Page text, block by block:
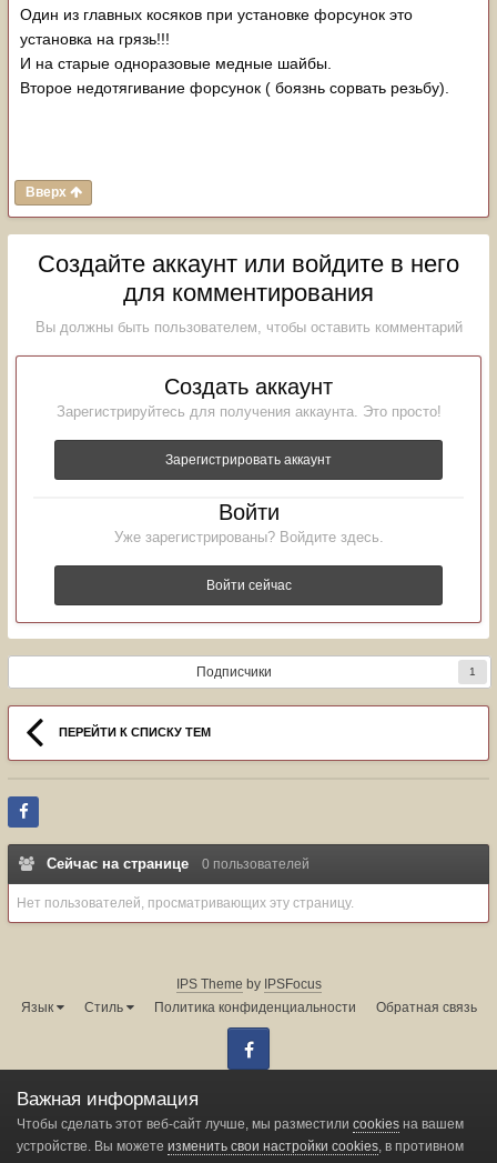
Один из главных косяков при установке форсунок это
установка на грязь!!!
И на старые одноразовые медные шайбы.
Второе недотягивание форсунок ( боязнь сорвать резьбу).
Вверх
Создайте аккаунт или войдите в него
для комментирования
Вы должны быть пользователем, чтобы оставить комментарий
Создать аккаунт
Зарегистрируйтесь для получения аккаунта. Это просто!
Зарегистрировать аккаунт
Войти
Уже зарегистрированы? Войдите здесь.
Войти сейчас
Подписчики 1
ПЕРЕЙТИ К СПИСКУ ТЕМ
Сейчас на странице 0 пользователей
Нет пользователей, просматривающих эту страницу.
IPS Theme by IPSFocus
Язык
Стиль Политика конфиденциальности Обратная связь
Администрация форума:
Powered by Invision Community
Важная информация
Чтобы сделать этот веб-сайт лучше, мы разместили cookies на вашем
устройстве. Вы можете изменить свои настройки cookies, в противном